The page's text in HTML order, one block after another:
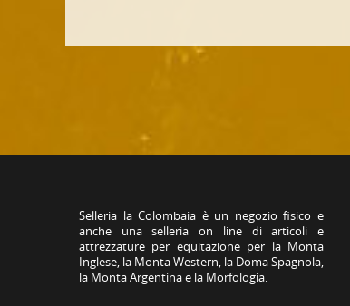
Selleria la Colombaia è un negozio fisico e
anche una selleria on line di articoli e
attrezzature per equitazione per la Monta
Inglese, la Monta Western, la Doma Spagnola,
la Monta Argentina e la Morfologia.